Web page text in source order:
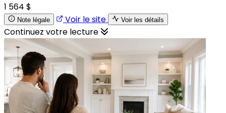
1 564 $
Note légale Voir le site Voir les détails
Continuez votre lecture